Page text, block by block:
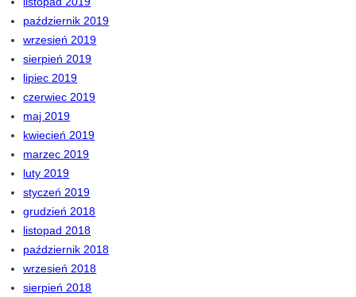
październik 2019
wrzesień 2019
sierpień 2019
lipiec 2019
czerwiec 2019
maj 2019
kwiecień 2019
marzec 2019
luty 2019
styczeń 2019
grudzień 2018
listopad 2018
październik 2018
wrzesień 2018
sierpień 2018